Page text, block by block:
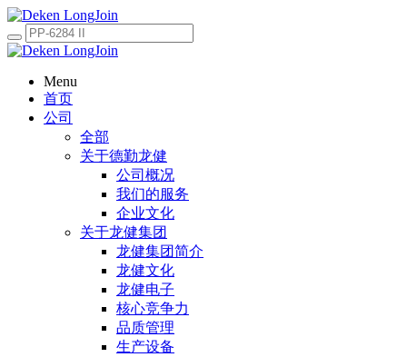
Menu
首页
公司
全部
关于德勤龙健
公司概况
我们的服务
企业文化
关于龙健集团
龙健集团简介
龙健文化
龙健电子
核心竞争力
品质管理
生产设备